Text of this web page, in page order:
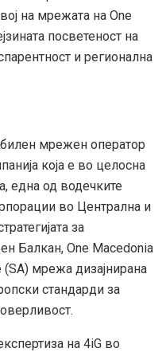
на мрежата на One
посветеност на
и регионална
мрежен оператор
која е во целосна
една од водечките
во Централна и
за
Балкан, One Macedonia
мрежа дизајнирана
стандарди за
на 4iG во